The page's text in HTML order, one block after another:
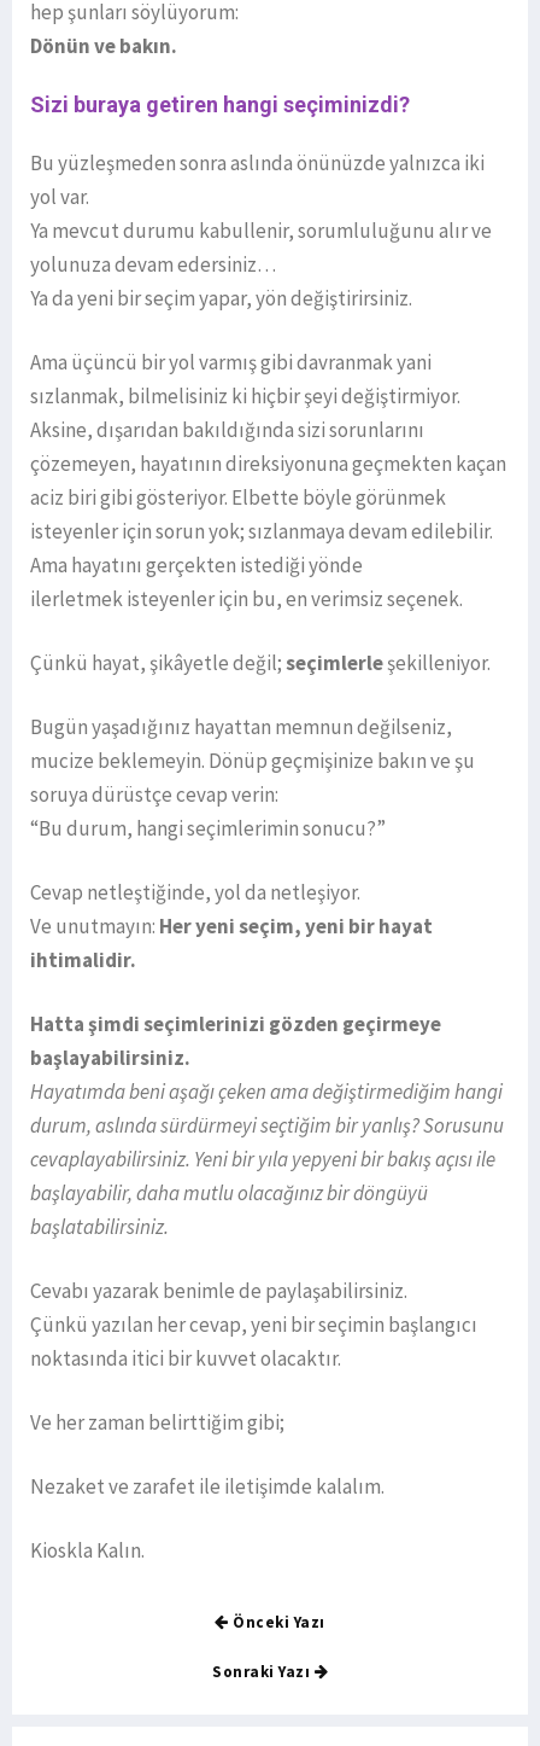
hep şunları söylüyorum:
Dönün ve bakın.
Sizi buraya getiren hangi seçiminizdi?
Bu yüzleşmeden sonra aslında önünüzde yalnızca iki
yol var.
Ya mevcut durumu kabullenir, sorumluluğunu alır ve
yolunuza devam edersiniz…
Ya da yeni bir seçim yapar, yön değiştirirsiniz.
Ama üçüncü bir yol varmış gibi davranmak yani
sızlanmak, bilmelisiniz ki hiçbir şeyi değiştirmiyor.
Aksine, dışarıdan bakıldığında sizi sorunlarını
çözemeyen, hayatının direksiyonuna geçmekten kaçan
aciz biri gibi gösteriyor. Elbette böyle görünmek
isteyenler için sorun yok; sızlanmaya devam edilebilir.
Ama hayatını gerçekten istediği yönde
ilerletmek isteyenler için bu, en verimsiz seçenek.
Çünkü hayat, şikâyetle değil;seçimlerleşekilleniyor.
Bugün yaşadığınız hayattan memnun değilseniz,
mucize beklemeyin. Dönüp geçmişinize bakın ve şu
soruya dürüstçe cevap verin:
“Bu durum, hangi seçimlerimin sonucu?”
Cevap netleştiğinde, yol da netleşiyor.
Ve unutmayın: Her yeni seçim, yeni bir hayat
ihtimalidir.
Hatta şimdi seçimlerinizi gözden geçirmeye
başlayabilirsiniz.
Hayatımda beni aşağı çeken ama değiştirmediğim hangi
durum, aslında sürdürmeyi seçtiğim bir yanlış? Sorusunu
cevaplayabilirsiniz. Yeni bir yıla yepyeni bir bakış açısı ile
başlayabilir, daha mutlu olacağınız bir döngüyü
başlatabilirsiniz.
Cevabı yazarak benimle de paylaşabilirsiniz.
Çünkü yazılan her cevap, yeni bir seçimin başlangıcı
noktasında itici bir kuvvet olacaktır.
Ve her zaman belirttiğim gibi;
Nezaket ve zarafet ile iletişimde kalalım.
Kioskla Kalın.
Önceki Yazı
Sonraki Yazı